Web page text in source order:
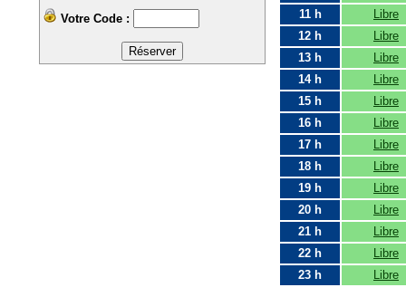
Votre Code :
11 h
Libre
12 h
Libre
13 h
Libre
14 h
Libre
15 h
Libre
16 h
Libre
17 h
Libre
18 h
Libre
19 h
Libre
20 h
Libre
21 h
Libre
22 h
Libre
23 h
Libre